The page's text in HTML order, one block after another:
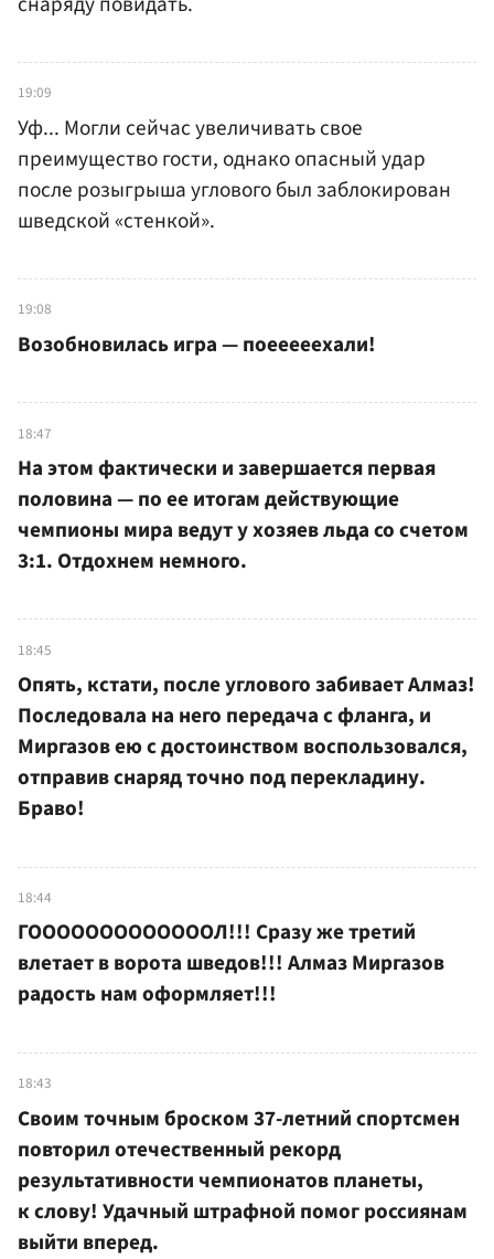
19:09
Уф... Могли сейчас увеличивать свое
преимущество гости, однако опасный удар
после розыгрыша углового был заблокирован
шведской «стенкой».
19:08
Возобновилась игра — поееееехали!
18:47
На этом фактически и завершается первая
половина — по ее итогам действующие
чемпионы мира ведут у хозяев льда со счетом
3:1. Отдохнем немного.
18:45
Опять, кстати, после углового забивает Алмаз!
Последовала на него передача с фланга, и
Миргазов ею с достоинством воспользовался,
отправив снаряд точно под перекладину.
Браво!
18:44
ГОООООООООООООЛ!!! Сразу же третий
влетает в ворота шведов!!! Алмаз Миргазов
радость нам оформляет!!!
18:43
Своим точным броском 37-летний спортсмен
повторил отечественный рекорд
результативности чемпионатов планеты,
к слову! Удачный штрафной помог россиянам
выйти вперед.